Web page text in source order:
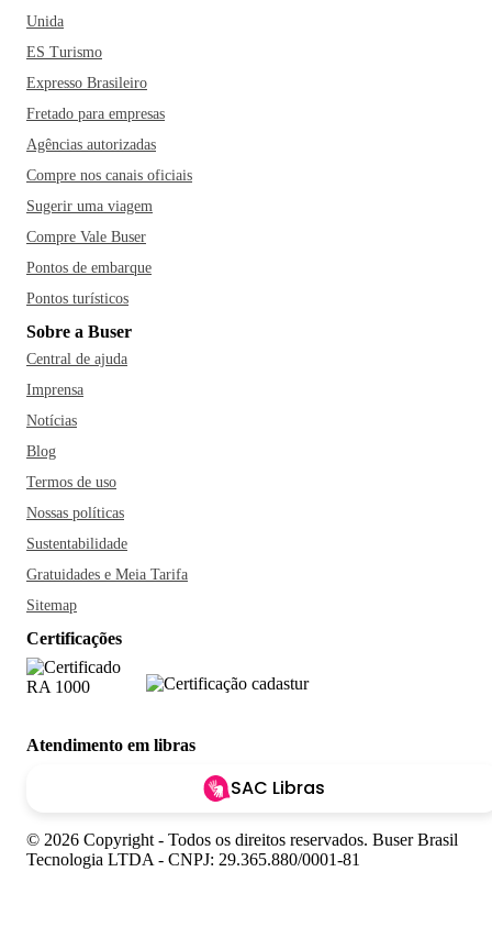
Unida
ES Turismo
Expresso Brasileiro
Fretado para empresas
Agências autorizadas
Compre nos canais oficiais
Sugerir uma viagem
Compre Vale Buser
Pontos de embarque
Pontos turísticos
Sobre a Buser
Central de ajuda
Imprensa
Notícias
Blog
Termos de uso
Nossas políticas
Sustentabilidade
Gratuidades e Meia Tarifa
Sitemap
Certificações
Atendimento em libras
SAC Libras
© 2026 Copyright - Todos os direitos reservados. Buser Brasil
Tecnologia LTDA - CNPJ: 29.365.880/0001-81